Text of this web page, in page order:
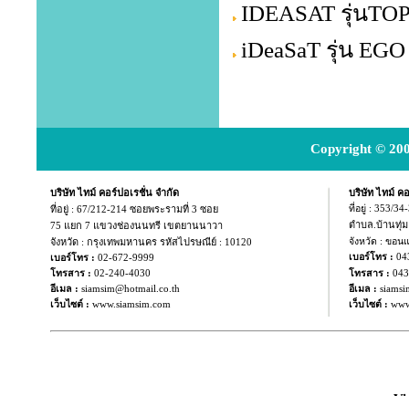
IDEASAT รุ่น
iDeaSaT รุ่น
Copyright ©
บริษัท ไทม์ คอร์ปอเรชั่น จำกัด
ที่อยู่ : 67/212-214 ซอยพระรามที่ 3 ซอย
75 แยก 7 แขวงช่องนนทรี เขตยานนาวา
จังหวัด : กรุงเทพมหานคร รหัสไปรษณีย์ : 10120
เบอร์โทร : 02-672-9999
โทรสาร : 02-240-4030
อีเมล : siamsim@hotmail.co.th
เว็บไซต์ : www.siamsim.com
บริษัท ไทม์ ค
ที่อยู่ : 353/
ตำบล.บ้านทุ่
จังหวัด : ขอน
เบอร์โทร :
โทรสาร :
อีเมล :
เว็บไซต์ :